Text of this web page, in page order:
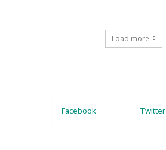
Load more
Facebook Twitter